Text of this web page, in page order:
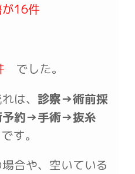
が16件
でした。
は、 診察→術前採
予約→手術→抜糸
です。
合や、空いている